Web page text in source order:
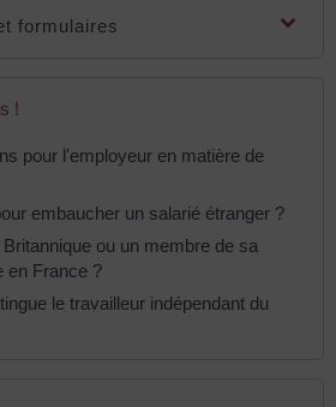
formulaires
!
pour l'employeur en matière de
embaucher un salarié étranger ?
ou un membre de sa
en France ?
le travailleur indépendant du